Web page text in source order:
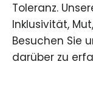
Toleranz.
Inklusivität,
Besuchen Sie
darüber zu